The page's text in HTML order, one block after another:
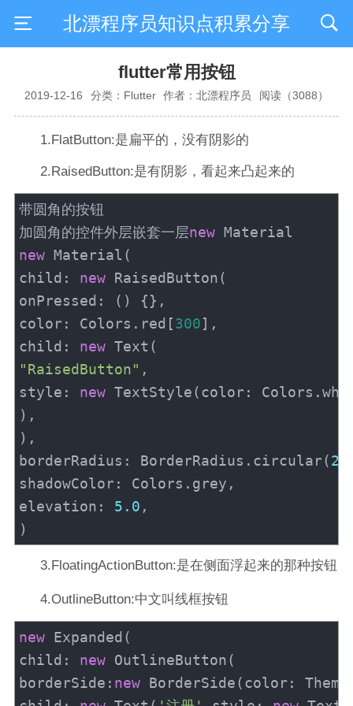
北漂程序员知识点积累分享
flutter常用按钮
2019-12-16 分类：Flutter 作者：北漂程序员 阅读（3088）
1.FlatButton:是扁平的，没有阴影的
2.RaisedButton:是有阴影，看起来凸起来的
带圆角的按钮
加圆角的控件外层嵌套一层newMaterial
newMaterial (
child : newRaisedButton(
onPressed : ( ) {} ,
color : Colors . red [300] ,
child : newText (
"RaisedButton" ,
style : newTextStyle(color : Colors .
) ,
) ,
borderRadius : BorderRadius . circular(
shadowColor : Colors . grey ,
elevation : 5.0 ,
)
3.FloatingActionButton:是在侧面浮起来的那种按钮
4.OutlineButton:中文叫线框按钮
newExpanded (
child : newOutlineButton(
borderSide : newBorderSide(color : Theme